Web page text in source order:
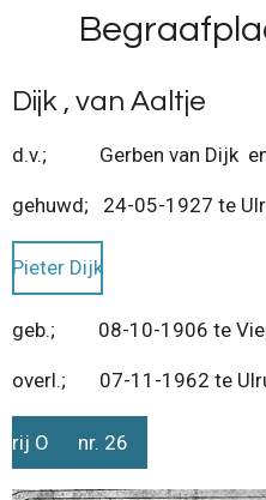
naar
de
hoofdinhoud
Dijk , van Aaltje
d.v.; Gerben van Dijk en
gehuwd; 24-05-1927 te
Pieter Dijk
geb.; 08-10-1906 te
overl.; 07-11-1962 te
rij O nr. 26